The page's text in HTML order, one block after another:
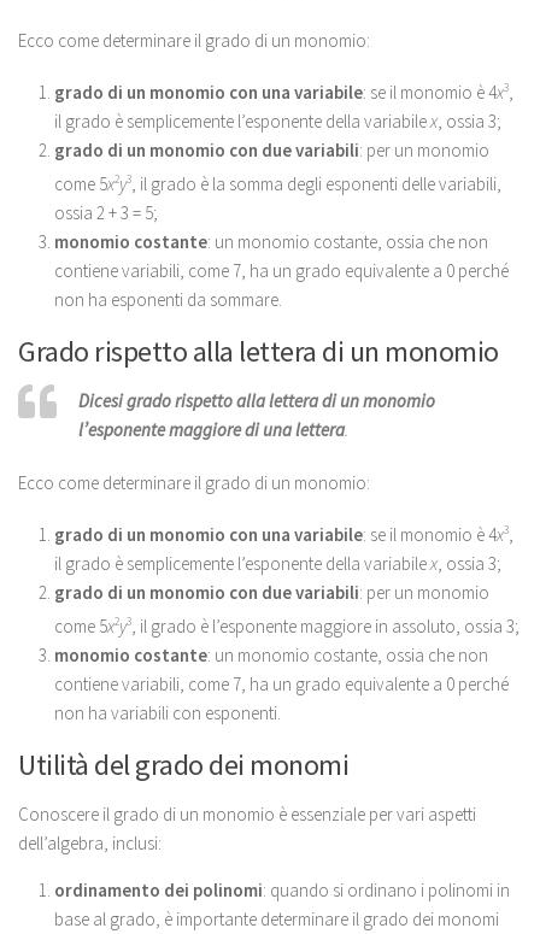
Ecco come determinare il grado di un monomio:
grado di un monomio con una variabile: se il monomio è 4x3
il grado è semplicemente l’esponente della variabilex , ossia 3;
grado di un monomio con due variabili: per un monomio
come 5x2y3
, il grado è la somma degli esponenti delle variabili,
ossia 2 + 3 = 5;
monomio costante: un monomio costante, ossia che non
contiene variabili, come 7, ha un grado equivalente a 0 perché
non ha esponenti da sommare.
Grado rispetto alla lettera di un monomio
Dicesi grado rispetto alla lettera di un monomio
l’esponente maggiore di una lettera
Ecco come determinare il grado di un monomio:
grado di un monomio con una variabile: se il monomio è 4x3
il grado è semplicemente l’esponente della variabilex , ossia 3;
grado di un monomio con due variabili: per un monomio
come 5x2y3
, il grado è l’esponente maggiore in assoluto, ossia 3;
monomio costante: un monomio costante, ossia che non
contiene variabili, come 7, ha un grado equivalente a 0 perché
non ha variabili con esponenti.
Utilità del grado dei monomi
Conoscere il grado di un monomio è essenziale per vari aspetti
dell’algebra, inclusi:
ordinamento dei polinomi: quando si ordinano i polinomi in
base al grado, è importante determinare il grado dei monomi